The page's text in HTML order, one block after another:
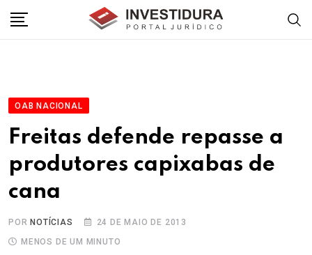
OAB NACIONAL
Freitas defende repasse a
produtores capixabas de
cana
POR NOTÍCIAS
24 DE MAIO DE 2013
MENOS DE UM MINUTO